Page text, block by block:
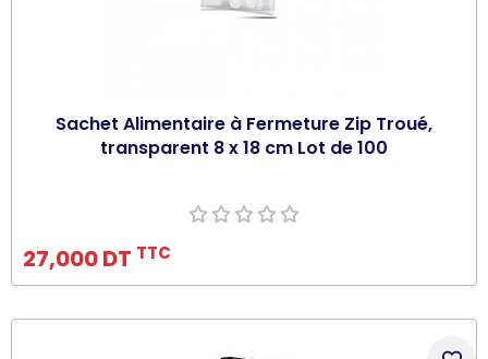
Sachet Alimentaire à Fermeture Zip Troué,
transparent 8 x 18 cm Lot de 100
27,000 DT TTC
Ajouter au panier